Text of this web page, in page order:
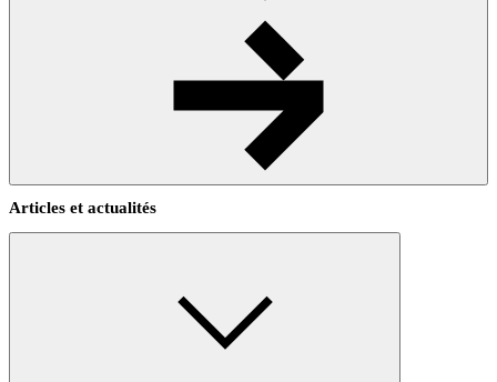
Articles et actualités